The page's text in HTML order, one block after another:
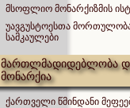
მსოფლიო მონარქიზმის
უავგუსტოესთა
სამკაულები
მართლმადიდებლობა
მონარქია
ქართველი წმინდანი